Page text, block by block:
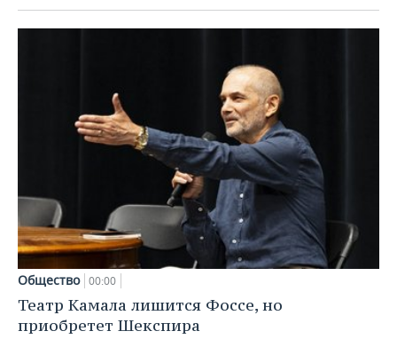
Общество 00:00
Театр Камала лишится Фоссе, но
приобретет Шекспира